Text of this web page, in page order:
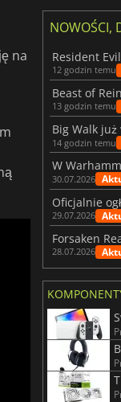
na
NOWOŚCI,
12 godzin temu
13 godzin temu
14 godzin temu
30.07.2026
Oficjalnie
29.07.2026
28.07.2026